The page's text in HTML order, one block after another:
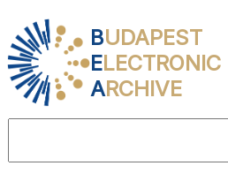
BUDAPEST
ELECTRONIC
ARCHIVE